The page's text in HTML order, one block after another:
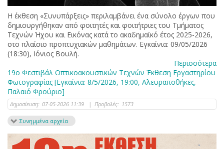
Η έκθεση «Συνυπάρξεις» περιλαμβάνει ένα σύνολο έργων που
δημιουργήθηκαν από φοιτητές και φοιτήτριες του Τμήματος
Τεχνών Ήχου και Εικόνας κατά το ακαδημαϊκό έτος 2025-2026,
στο πλαίσιο προπτυχιακών μαθημάτων. Εγκαίνια: 09/05/2026
(18:30), Ιόνιος Βουλή.
Περισσότερα
19ο Φεστιβάλ Οπτικοακουστικών Τεχνών Έκθεση Εργαστηρίου
Φωτογραφίας [Εγκαίνια: 8/5/2026, 19:00, Αλευραποθήκες,
Παλαιό Φρούριο]
Δημοσίευση: 07-05-2026 11:39 | Προβολές: 1573
Συνημμένα αρχεία